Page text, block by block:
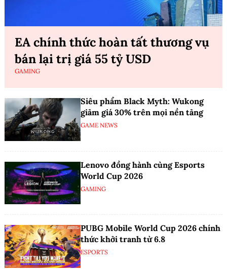
EA chính thức hoàn tất thương vụ
bán lại trị giá 55 tỷ USD
GAMING
Siêu phẩm Black Myth: Wukong
giảm giá 30% trên mọi nền tảng
GAME NEWS
Lenovo đồng hành cùng Esports
World Cup 2026
GAMING
PUBG Mobile World Cup 2026 chính
thức khởi tranh từ 6.8
ESPORTS